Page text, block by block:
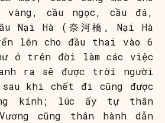
vàng, cầu ngọc, cầu đá,
Nại Hà (奈河橋, Nại Hà
lên cho đầu thai vào 6
ở trên đời làm các việc
ra sẽ được trời người
sau khi chết đi cũng được
kính; lúc ấy tự thân
cũng thân hành dẫn